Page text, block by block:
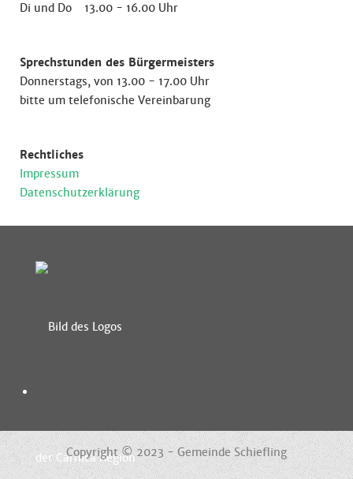
Di und Do 13.00 - 16.00 Uhr
Sprechstunden des Bürgermeisters
Donnerstags, von 13.00 - 17.00 Uhr
bitte um telefonische Vereinbarung
Rechtliches
Impressum
Datenschutzerklärung
Copyright © 2023 - Gemeinde Schiefling